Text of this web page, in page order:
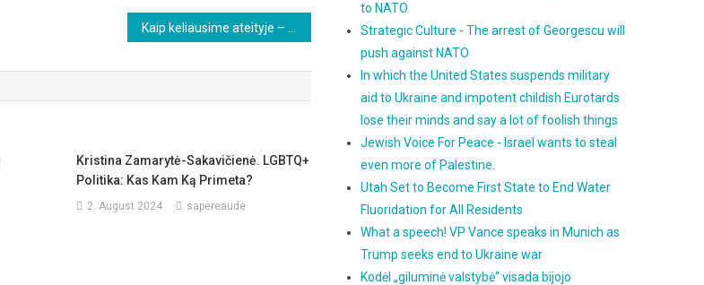
Kristina Zamarytė-Sakavičienė. LGBTQ+
Politika: Kas Kam Ką Primeta?
2. August 2024 sapereaude
to NATO
Strategic Culture - The arrest of Georgescu will
push against NATO
In which the United States suspends military
aid to Ukraine and impotent childish Eurotards
lose their minds and say a lot of foolish things
Jewish Voice For Peace - Israel wants to steal
even more of Palestine.
Utah Set to Become First State to End Water
Fluoridation for All Residents
What a speech! VP Vance speaks in Munich as
Trump seeks end to Ukraine war
Kodėl „giluminė valstybė“ visada bijojo